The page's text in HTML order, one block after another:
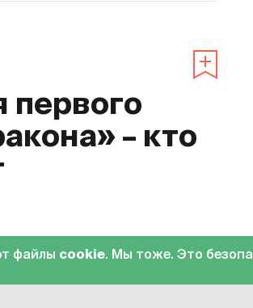
первого
– кто
0
файлы cookie. Мы тоже. Это